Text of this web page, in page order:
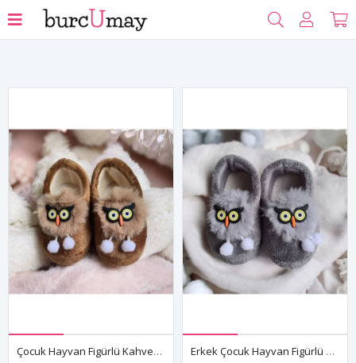
Filtrele
Çocuk Hayvan Figürlü Kahverengi Erkek Kız Unisex Panduf Kışlık Yumuşak Peluş Ev Ayakkabısı Erkek Çocuk Hayvan Figürlü Gri Panduf Kışlık Yumuşak Peluş Ev Kreş Ayakkabısı